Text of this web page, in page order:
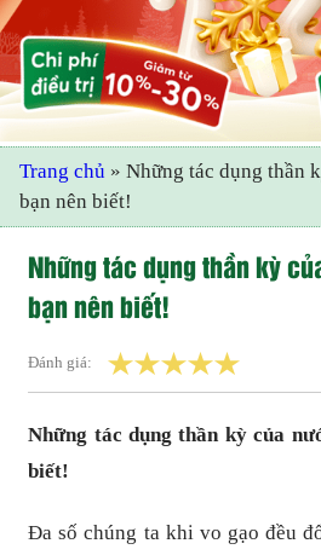
Trang chủ »Những tác dụng thần
bạn nên biết!
Những tác dụng thần kỳ
bạn nên biết!
Đánh giá:
Những tác dụng thần kỳ của
biết!
Đa số chúng ta khi vo gạo đều